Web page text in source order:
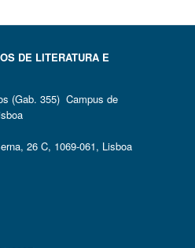
DE LITERATURA E
(Gab. 355) Campus de
26 C, 1069-061, Lisboa